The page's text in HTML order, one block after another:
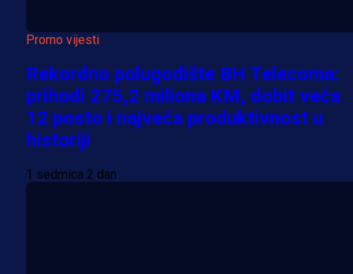
Promo vijesti
Rekordno polugodište BH Telecoma:
prihodi 275,2 miliona KM, dobit veća
12 posto i najveća produktivnost u
historiji
1 sedmica 2 dan